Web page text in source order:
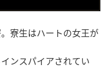
寮生はハートの女王が
ンスパイアされてい